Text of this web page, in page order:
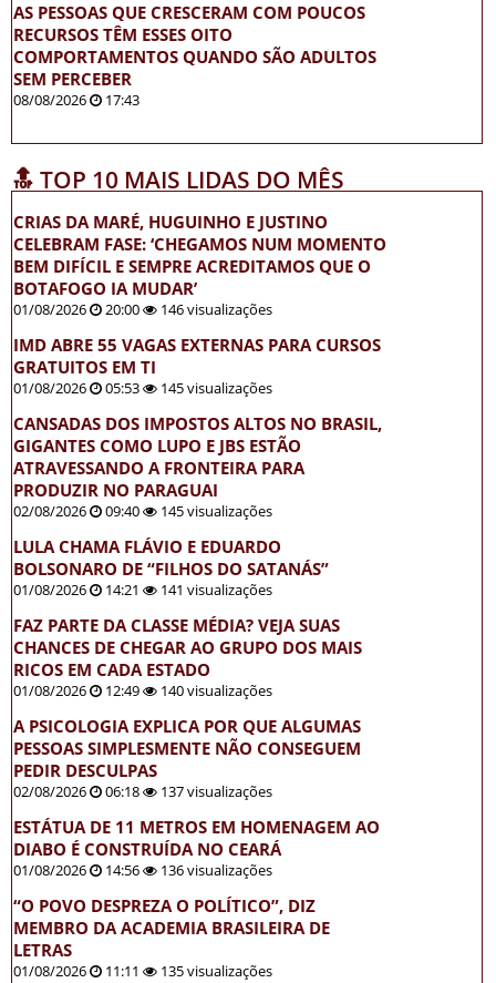
AS PESSOAS QUE CRESCERAM COM POUCOS
RECURSOS TÊM ESSES OITO
COMPORTAMENTOS QUANDO SÃO ADULTOS
SEM PERCEBER
08/08/2026 17:43
🔝 TOP 10 MAIS LIDAS DO MÊS
CRIAS DA MARÉ, HUGUINHO E JUSTINO
CELEBRAM FASE: ‘CHEGAMOS NUM MOMENTO
BEM DIFÍCIL E SEMPRE ACREDITAMOS QUE O
BOTAFOGO IA MUDAR’
01/08/2026 20:00 146 visualizações
IMD ABRE 55 VAGAS EXTERNAS PARA CURSOS
GRATUITOS EM TI
01/08/2026 05:53 145 visualizações
CANSADAS DOS IMPOSTOS ALTOS NO BRASIL,
GIGANTES COMO LUPO E JBS ESTÃO
ATRAVESSANDO A FRONTEIRA PARA
PRODUZIR NO PARAGUAI
02/08/2026 09:40 145 visualizações
LULA CHAMA FLÁVIO E EDUARDO
BOLSONARO DE “FILHOS DO SATANÁS”
01/08/2026 14:21 141 visualizações
FAZ PARTE DA CLASSE MÉDIA? VEJA SUAS
CHANCES DE CHEGAR AO GRUPO DOS MAIS
RICOS EM CADA ESTADO
01/08/2026 12:49 140 visualizações
A PSICOLOGIA EXPLICA POR QUE ALGUMAS
PESSOAS SIMPLESMENTE NÃO CONSEGUEM
PEDIR DESCULPAS
02/08/2026 06:18 137 visualizações
ESTÁTUA DE 11 METROS EM HOMENAGEM AO
DIABO É CONSTRUÍDA NO CEARÁ
01/08/2026 14:56 136 visualizações
“O POVO DESPREZA O POLÍTICO”, DIZ
MEMBRO DA ACADEMIA BRASILEIRA DE
LETRAS
01/08/2026 11:11 135 visualizações